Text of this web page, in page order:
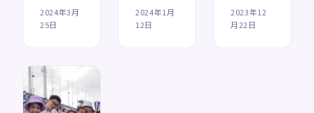
2024年3月
25日
2024年1月
12日
2023年12
月22日